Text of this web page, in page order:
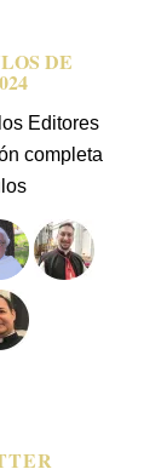
DE
Editores
completa